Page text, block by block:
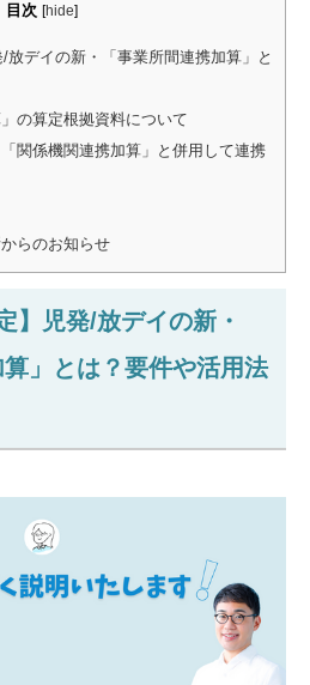
目次 [hide]
放デイの新・「事業所間連携加算」と
の算定根拠資料について
関係機関連携加算」と併用して連携
らのお知らせ
】児発/放デイの新・
算」とは？要件や活用法